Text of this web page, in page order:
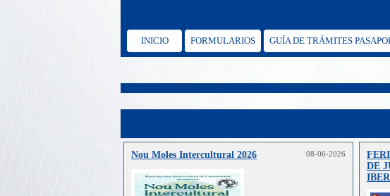
INICIO FORMULARIOS GUÍA DE TRÁMITES
Nou Moles Intercultural 2026 08-06-2026
DE